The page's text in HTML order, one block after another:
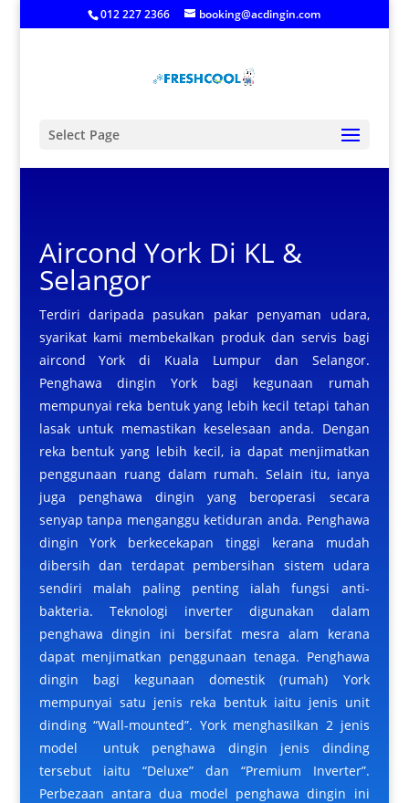
012 227 2366 booking@acdingin.com
Select Page
Aircond York Di KL &
Selangor
Terdiri daripada pasukan pakar penyaman udara,
syarikat kami membekalkan produk dan servis bagi
aircond York di Kuala Lumpur dan Selangor.
Penghawa dingin York bagi kegunaan rumah
mempunyai reka bentuk yang lebih kecil tetapi tahan
lasak untuk memastikan keselesaan anda. Dengan
reka bentuk yang lebih kecil, ia dapat menjimatkan
penggunaan ruang dalam rumah. Selain itu, ianya
juga penghawa dingin yang beroperasi secara
senyap tanpa menganggu ketiduran anda. Penghawa
dingin York berkecekapan tinggi kerana mudah
dibersih dan terdapat pembersihan sistem udara
sendiri malah paling penting ialah fungsi anti-
bakteria. Teknologi inverter digunakan dalam
penghawa dingin ini bersifat mesra alam kerana
dapat menjimatkan penggunaan tenaga. Penghawa
dingin bagi kegunaan domestik (rumah) York
mempunyai satu jenis reka bentuk iaitu jenis unit
dinding “Wall-mounted”. York menghasilkan 2 jenis
model untuk penghawa dingin jenis dinding
tersebut iaitu “Deluxe” dan “Premium Inverter”.
Perbezaan antara dua model penghawa dingin ini